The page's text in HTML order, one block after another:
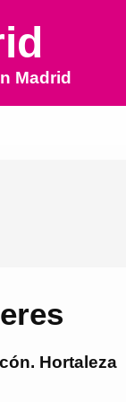
Madrid
Hortaleza